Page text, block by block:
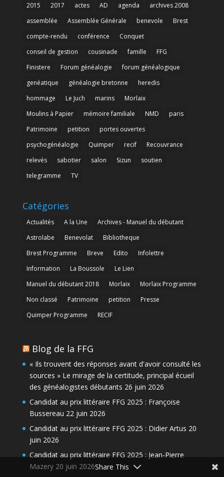
2015 2017 actes AD agenda
archives 2008
assemblée
Assemblée Générale benevole
Brest
compte-rendu
conférence
Conquet
conseil de gestion
cousinade famille
FFG
Finistere
Forum généalogie
forum généalogique
genéatique
généalogie bretonne
heredis
hommage
Le Juch marins
Morlaix
Moulins à Papier
mémoire familiale NMD
paris
Patrimoine
petition
portes ouvertes
psychogénéalogie
Quimper recif
Recouvrance
relevés
sabotier salon Sizun
soutien
telegramme
TV
Catégories
Actualités A la Une
Archives - Manuel du débutant
Astrolabe
Benevolat
Bibliotheque
Brest Programme
Breve Edito
Infolettre
Information
La Boussole
Le Lien
Manuel du débutant 2018
Morlaix
Morlaix Programme
Non classé
Patrimoine petition
Presse
Quimper Programme
RECIF
Blog de la FFG
« Ils trouvent des réponses avant d'avoir consulté les
sources » Le mirage de la certitude, principal écueil
des généalogistes débutants 26 juin 2026
Candidat au prix littéraire FFG 2025 : Françoise
Bussereau 22 juin 2026
Candidat au prix littéraire FFG 2025 : Didier Artus 20
juin 2026
Candidat au prix littéraire FFG 2025 : Jean-Pierre
Mazery 20 juin 2026Share This